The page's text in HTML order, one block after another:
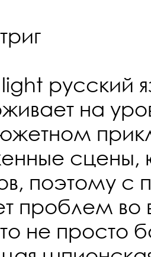
русский
на
поэтому с
проблем во
не просто